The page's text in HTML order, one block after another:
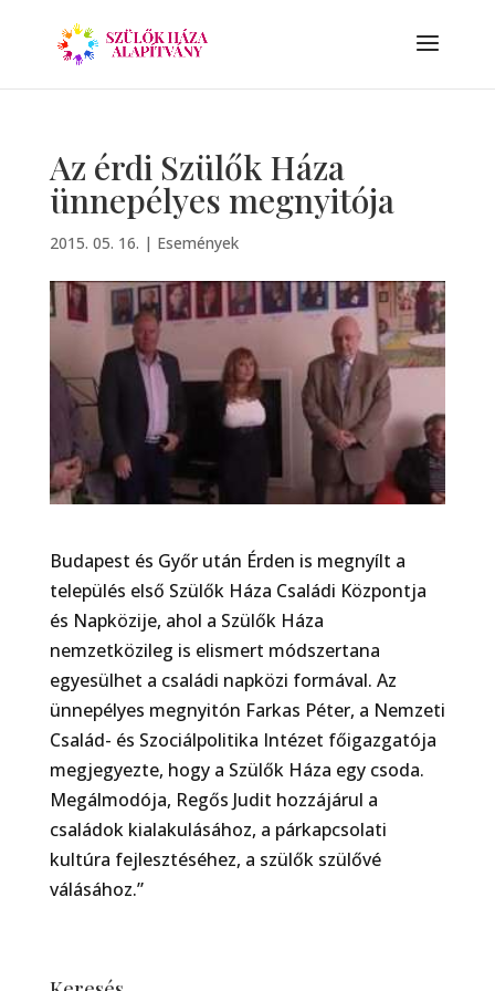
Az érdi Szülők Háza
ünnepélyes megnyitója
2015. 05. 16. | Események
Budapest és Győr után Érden is megnyílt a
település első Szülők Háza Családi Központja
és Napközije, ahol a Szülők Háza
nemzetközileg is elismert módszertana
egyesülhet a családi napközi formával. Az
ünnepélyes megnyitón Farkas Péter, a Nemzeti
Család- és Szociálpolitika Intézet főigazgatója
megjegyezte, hogy a Szülők Háza egy csoda.
Megálmodója, Regős Judit hozzájárul a
családok kialakulásához, a párkapcsolati
kultúra fejlesztéséhez, a szülők szülővé
válásához.”